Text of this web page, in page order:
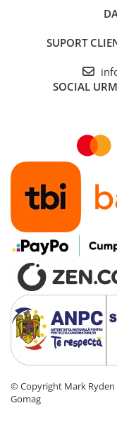
SUPORT
SOCIAL
©️ Copyright Mark Ryden
Gomag